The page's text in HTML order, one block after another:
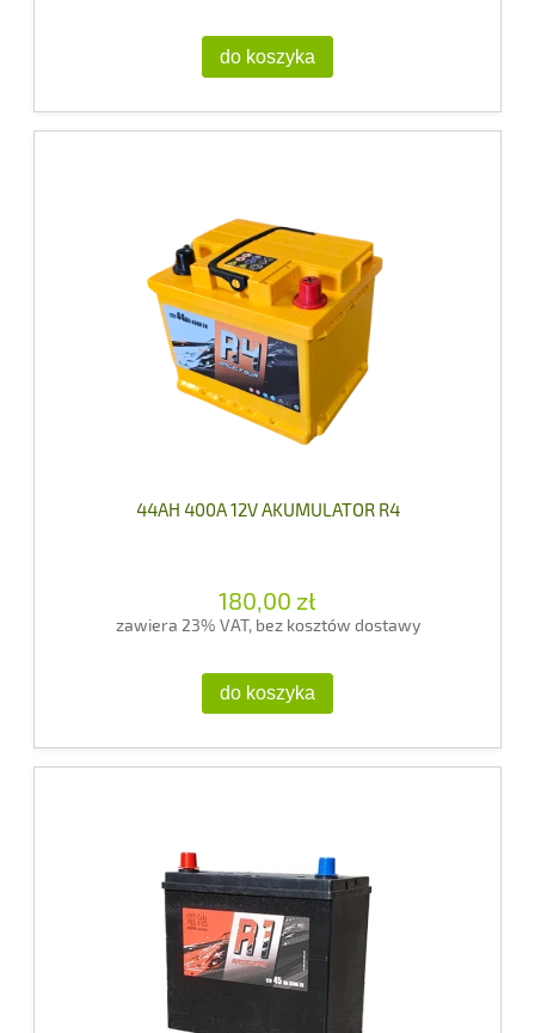
do koszyka
44AH 400A 12V AKUMULATOR R4
180,00 zł
zawiera 23% VAT, bez kosztów dostawy
do koszyka